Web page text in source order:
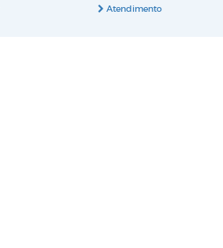
Atendimento